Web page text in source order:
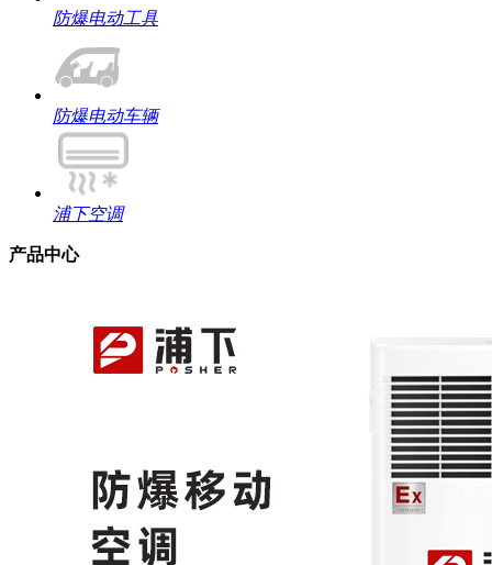
防爆电动工具
防爆电动车辆
浦下空调
产品中心